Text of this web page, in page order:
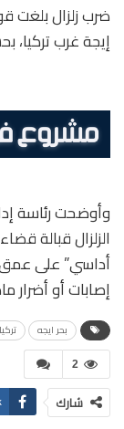
إيجة غرب تركيا،
وأوضحت رئاسة
الزلزال قبالة
إصابات أو أضرار
بحر ايجه تركيا
2
شارك